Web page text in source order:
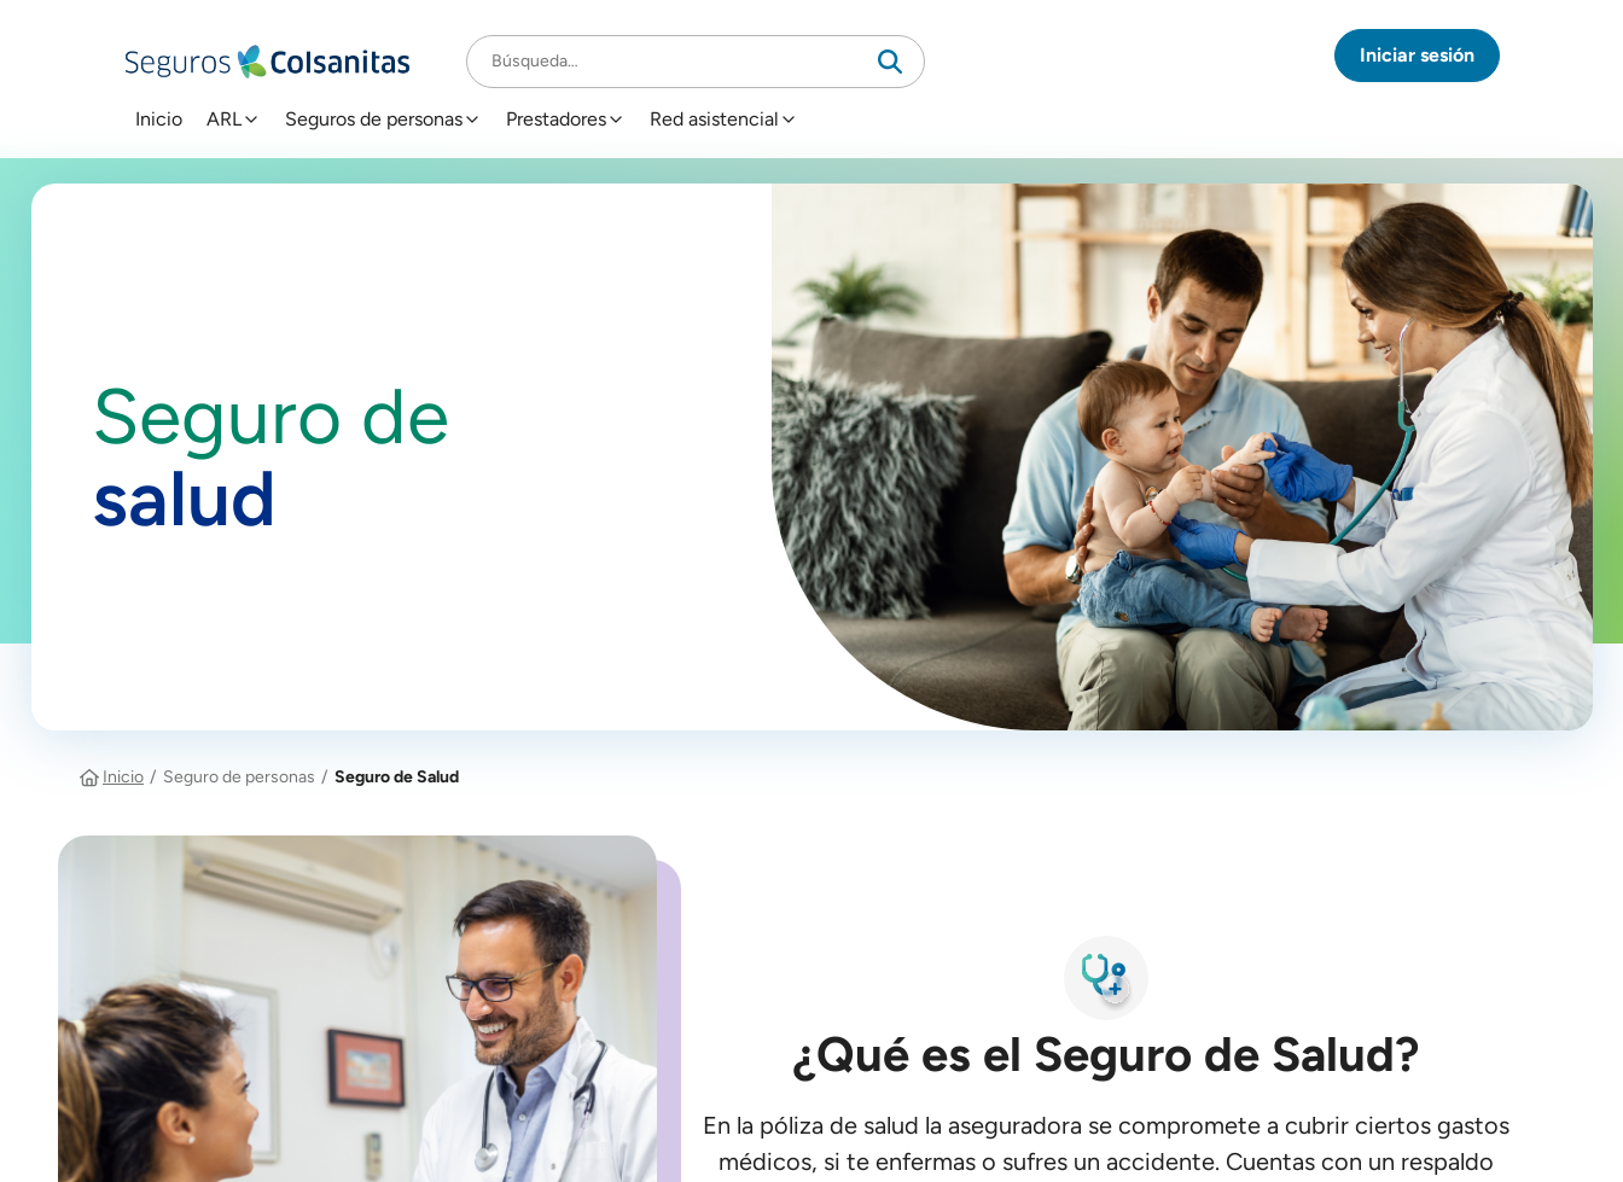
Iniciar sesión
Inicio ARL Seguros de personas Prestadores Red asistencial
Seguro de
salud
Inicio Seguro de personas Seguro de Salud
¿Qué es el Seguro de Salud?
En la póliza de salud la aseguradora se compromete a cubrir ciertos gastos
médicos, si te enfermas o sufres un accidente. Cuentas con un respaldo